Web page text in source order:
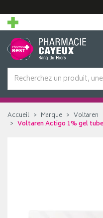
Accueil Marque
Voltaren
Voltaren Actigo 1% gel